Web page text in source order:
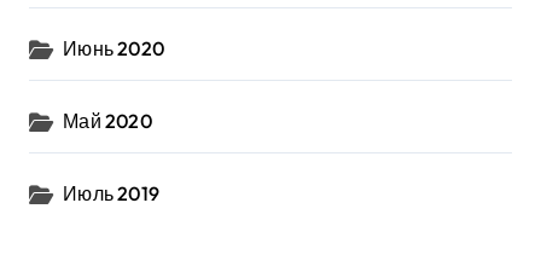
Июнь 2020
Май 2020
Июль 2019